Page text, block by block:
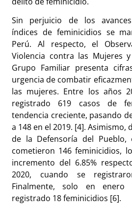
Sin perjuicio de los
índices de feminicidios se
Perú. Al respecto, el
Violencia contra las Mujeres
Grupo Familiar presenta
urgencia de combatir
las mujeres. Entre los años
registrado 619 casos de
tendencia creciente, pasando
a 148 en el 2019. [4]. Asimismo,
de la Defensoría del
cometieron 146 feminicidios,
incremento del 6.85%
2020, cuando se
Finalmente, solo en
registrado 18 feminicidios [6].